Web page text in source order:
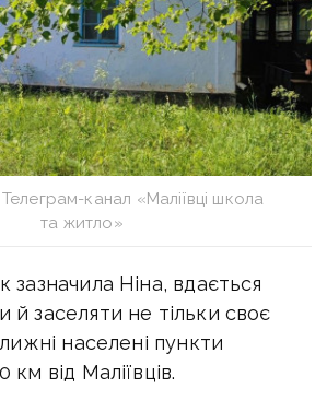
канал «Маліївці школа
та житло»
зазначила Ніна, вдається
й заселяти не тільки своє
населені пункти
км від Маліївців.